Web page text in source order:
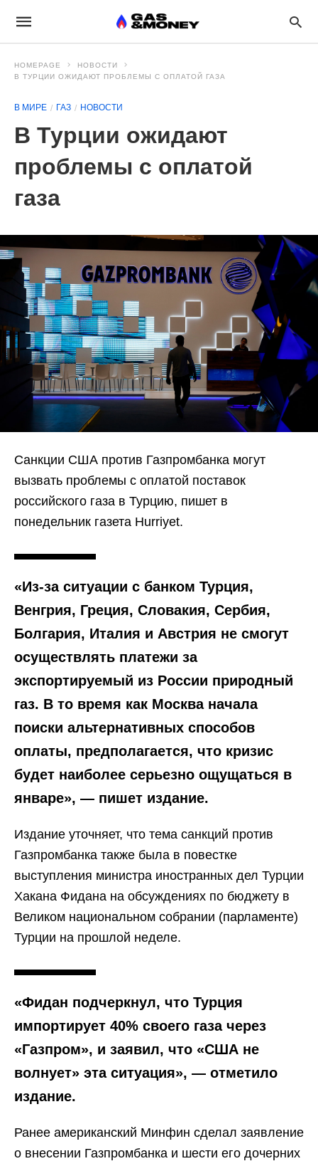
HOMEPAGE
НОВОСТИ
В ТУРЦИИ ОЖИДАЮТ ПРОБЛЕМЫ С ОПЛАТОЙ ГАЗА
В МИРЕ ГАЗ НОВОСТИ
В Турции ожидают
проблемы с оплатой
газа
Санкции США против Газпромбанка могут
вызвать проблемы с оплатой поставок
российского газа в Турцию, пишет в
понедельник газета Hurriyet.
«Из-за ситуации с банком Турция,
Венгрия, Греция, Словакия, Сербия,
Болгария, Италия и Австрия не смогут
осуществлять платежи за
экспортируемый из России природный
газ. В то время как Москва начала
поиски альтернативных способов
оплаты, предполагается, что кризис
будет наиболее серьезно ощущаться в
январе», — пишет издание.
Издание уточняет, что тема санкций против
Газпромбанка также была в повестке
выступления министра иностранных дел Турции
Хакана Фидана на обсуждениях по бюджету в
Великом национальном собрании (парламенте)
Турции на прошлой неделе.
«Фидан подчеркнул, что Турция
импортирует 40% своего газа через
«Газпром», и заявил, что «США не
волнует» эта ситуация», — отметило
издание.
Ранее американский Минфин сделал заявление
о внесении Газпромбанка и шести его дочерних